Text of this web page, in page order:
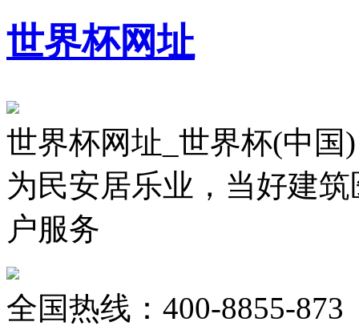
世界杯网址
世界杯网址_世界杯(中国)
为民安居乐业，当好建
户服务
全国热线： 400-8855-873